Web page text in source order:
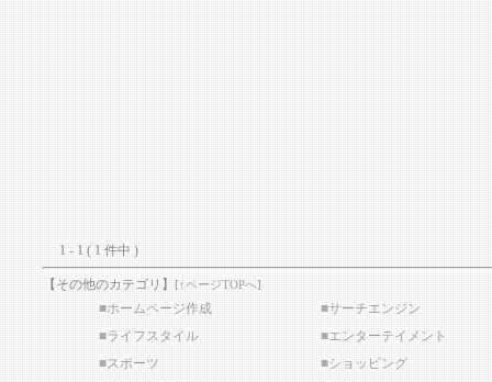
1 - 1 ( 1 件中 )
【その他のカテゴリ】[↑ページTOPへ]
■ホームページ作成 ■サーチエンジン
■ライフスタイル ■エンターテイメント
■スポーツ ■ショッピング